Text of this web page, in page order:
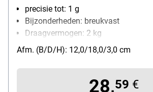
precisie tot: 1 g
Bijzonderheden: breukvast
Draagvermogen: 2 kg
soort batterij: 3V-Lithium-Batterij
Afm. (B/D/H): 12,0/18,0/3,0 cm
28,59 €